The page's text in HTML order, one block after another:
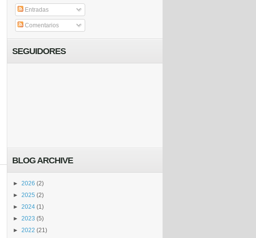
Entradas
Comentarios
SEGUIDORES
BLOG ARCHIVE
► 2026 (2)
► 2025 (2)
► 2024 (1)
► 2023 (5)
► 2022 (21)